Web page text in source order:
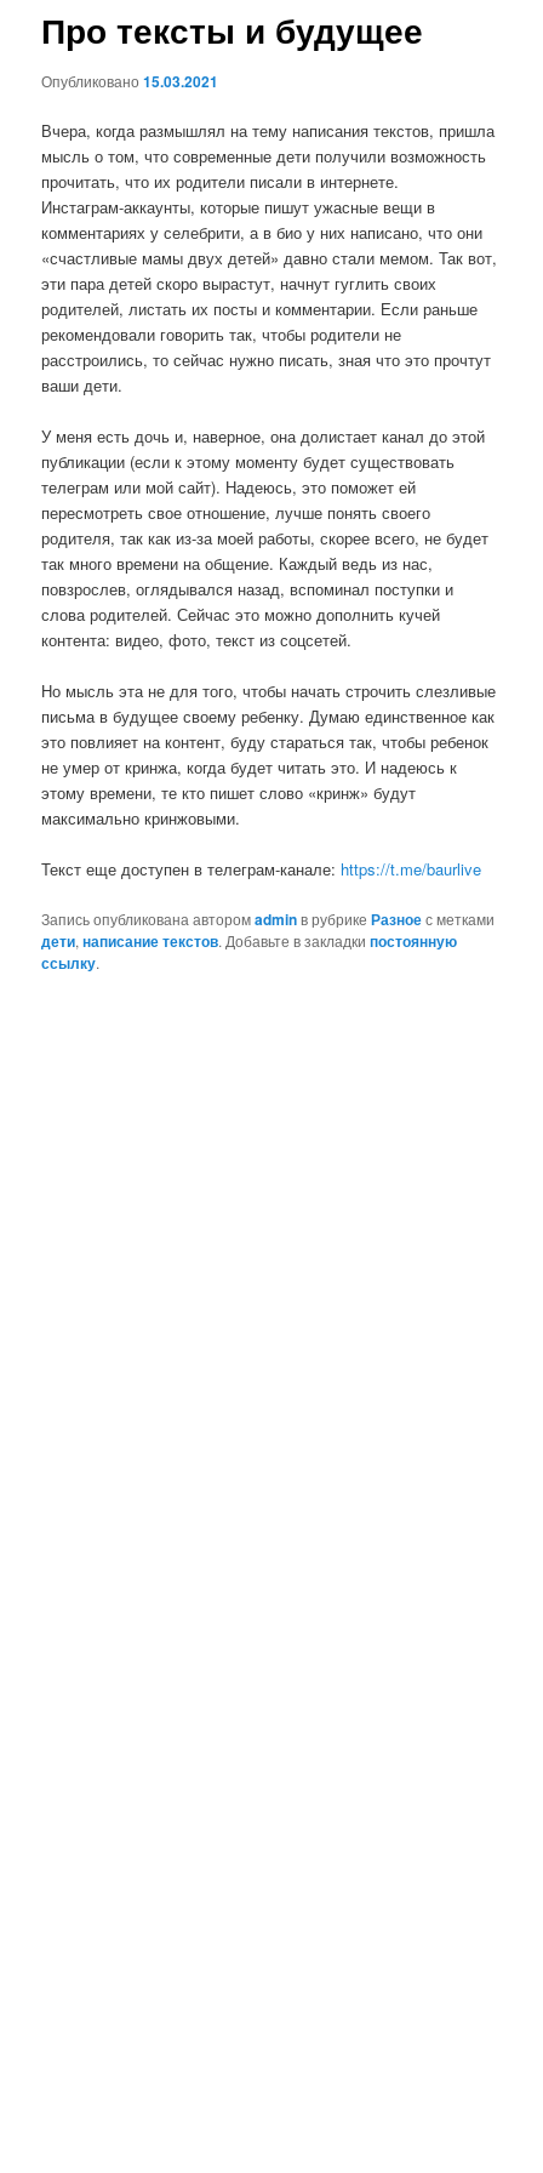
Про тексты и будущее
Опубликовано15.03.2021
Вчера, когда размышлял на тему написания текстов, пришла
мысль о том, что современные дети получили возможность
прочитать, что их родители писали в интернете.
Инстаграм-аккаунты, которые пишут ужасные вещи в
комментариях у селебрити, а в био у них написано, что они
«счастливые мамы двух детей» давно стали мемом. Так вот,
эти пара детей скоро вырастут, начнут гуглить своих
родителей, листать их посты и комментарии. Если раньше
рекомендовали говорить так, чтобы родители не
расстроились, то сейчас нужно писать, зная что это прочтут
ваши дети.
У меня есть дочь и, наверное, она долистает канал до этой
публикации (если к этому моменту будет существовать
телеграм или мой сайт). Надеюсь, это поможет ей
пересмотреть свое отношение, лучше понять своего
родителя, так как из-за моей работы, скорее всего, не будет
так много времени на общение. Каждый ведь из нас,
повзрослев, оглядывался назад, вспоминал поступки и
слова родителей. Сейчас это можно дополнить кучей
контента: видео, фото, текст из соцсетей.
Но мысль эта не для того, чтобы начать строчить слезливые
письма в будущее своему ребенку. Думаю единственное как
это повлияет на контент, буду стараться так, чтобы ребенок
не умер от кринжа, когда будет читать это. И надеюсь к
этому времени, те кто пишет слово «кринж» будут
максимально кринжовыми.
Текст еще доступен в телеграм-канале: https://t.me/baurlive
Запись опубликована авторомadminв рубрикеРазноес метками
дети,написание текстов. Добавьте в закладкипостоянную
ссылку.